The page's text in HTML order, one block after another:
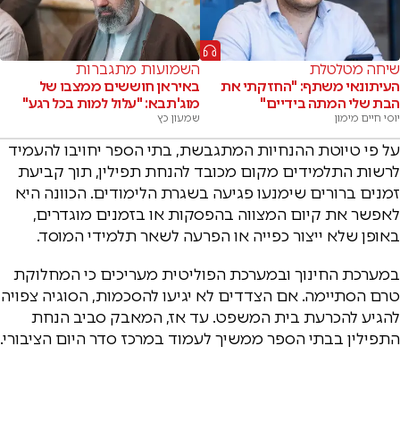
שיחה מטלטלת
העיתונאי משתף: "החזקתי את
הבת שלי המתה בידיים"
יוסי חיים מימון
השמועות מתגברות
באיראן חוששים ממצבו של
מוג'תבא: "עלול למות בכל רגע"
שמעון כץ
על פי טיוטת ההנחיות המתגבשת, בתי הספר יחויבו להעמיד
לרשות התלמידים מקום מכובד להנחת תפילין, תוך קביעת
זמנים ברורים שימנעו פגיעה בשגרת הלימודים. הכוונה היא
לאפשר את קיום המצווה בהפסקות או בזמנים מוגדרים,
באופן שלא ייצור כפייה או הפרעה לשאר תלמידי המוסד.
במערכת החינוך ובמערכת הפוליטית מעריכים כי המחלוקת
טרם הסתיימה. אם הצדדים לא יגיעו להסכמות, הסוגיה צפויה
להגיע להכרעת בית המשפט. עד אז, המאבק סביב הנחת
התפילין בבתי הספר ממשיך לעמוד במרכז סדר היום הציבורי.